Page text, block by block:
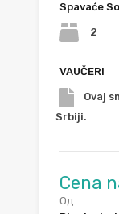
Spavaće
2
VAUČERI
Ovaj
Srbiji.
Cena
Од